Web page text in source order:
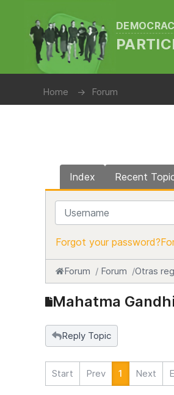
Home Forum
Index Recent
Username
Forgot your password?
Forum Forum Otras
Mahatma
Reply Topic
Start Prev 1 Next